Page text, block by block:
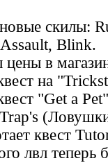
скилы:
Blink.
в
на "
"Get a Pet
Trap's
квест
лвл теперь